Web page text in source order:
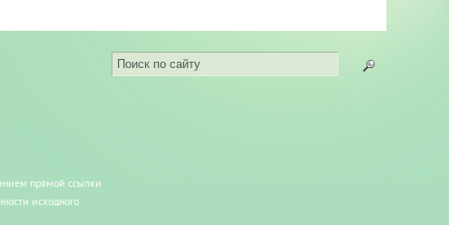
прямой ссылки
исходного